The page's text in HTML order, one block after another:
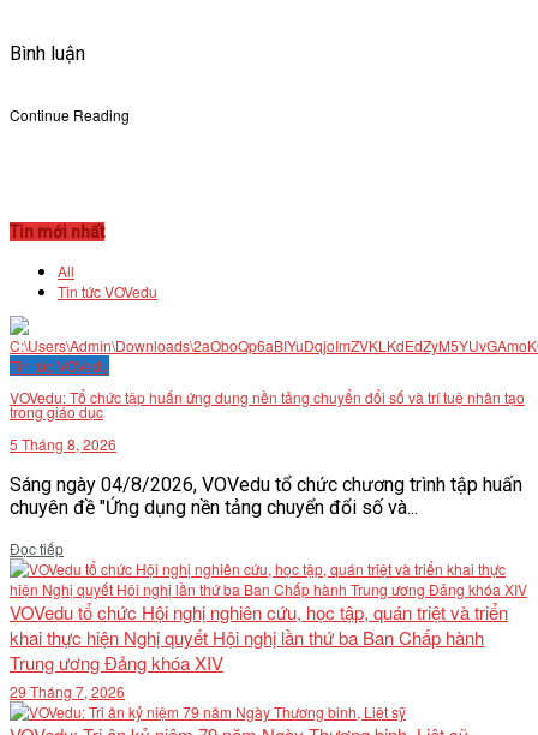
Bình luận
Continue Reading
Tin mới nhất
All
Tin tức VOVedu
Tin tức VOVedu
VOVedu: Tổ chức tập huấn ứng dụng nền tảng chuyển đổi số và trí tuệ nhân tạo
trong giáo dục
5 Tháng 8, 2026
Sáng ngày 04/8/2026, VOVedu tổ chức chương trình tập huấn
chuyên đề "Ứng dụng nền tảng chuyển đổi số và...
Đọc tiếpDetails
VOVedu tổ chức Hội nghị nghiên cứu, học tập, quán triệt và triển
khai thực hiện Nghị quyết Hội nghị lần thứ ba Ban Chấp hành
Trung ương Đảng khóa XIV
29 Tháng 7, 2026